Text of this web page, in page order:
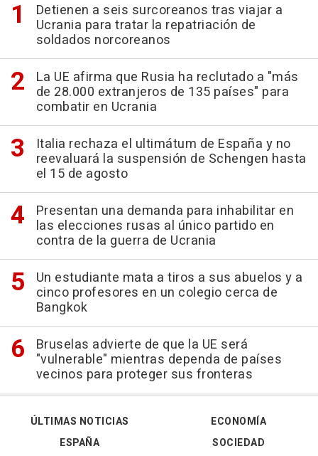
Detienen a seis surcoreanos tras viajar a
Ucrania para tratar la repatriación de
soldados norcoreanos
La UE afirma que Rusia ha reclutado a "más
de 28.000 extranjeros de 135 países" para
combatir en Ucrania
Italia rechaza el ultimátum de España y no
reevaluará la suspensión de Schengen hasta
el 15 de agosto
Presentan una demanda para inhabilitar en
las elecciones rusas al único partido en
contra de la guerra de Ucrania
Un estudiante mata a tiros a sus abuelos y a
cinco profesores en un colegio cerca de
Bangkok
Bruselas advierte de que la UE será
"vulnerable" mientras dependa de países
vecinos para proteger sus fronteras
ÚLTIMAS NOTICIAS
ESPAÑA
ECONOMÍA
SOCIEDAD